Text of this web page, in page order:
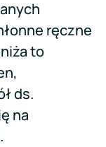
ręczne
to
ds.
na